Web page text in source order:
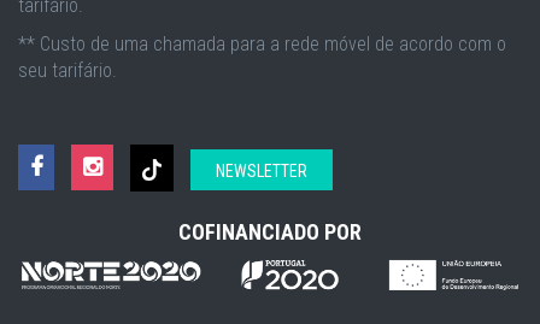
tarifário.
** Custo de uma chamada para a rede móvel de acordo com o
seu tarifário.
NEWSLETTER
COFINANCIADO POR